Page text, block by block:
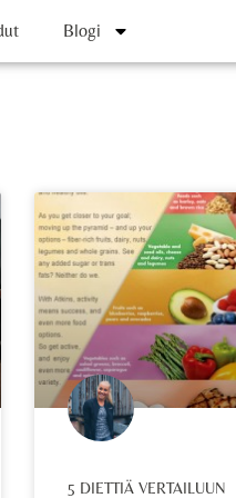
Blogi
5 DIETTIÄ VERTAILUUN